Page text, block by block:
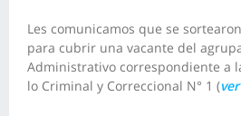
Les comunicamos que se
para cubrir una vacante del
Administrativo correspondiente a
lo Criminal y Correccional N° 1 (